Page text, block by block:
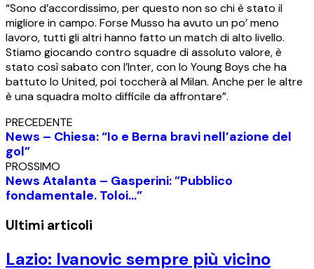
“Sono d’accordissimo, per questo non so chi è stato il
migliore in campo. Forse Musso ha avuto un po’ meno
lavoro, tutti gli altri hanno fatto un match di alto livello.
Stiamo giocando contro squadre di assoluto valore, è
stato così sabato con l’Inter, con lo Young Boys che ha
battuto lo United, poi toccherà al Milan. Anche per le altre
è una squadra molto difficile da affrontare”.
PRECEDENTE
News – Chiesa: “Io e Berna bravi nell’azione del
gol”
PROSSIMO
News Atalanta – Gasperini: ”Pubblico
fondamentale. Toloi…”
Ultimi articoli
Lazio: Ivanovic sempre più vicino